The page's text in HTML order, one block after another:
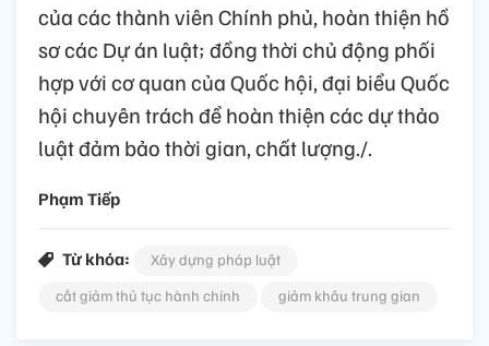
của các thành viên Chính phủ, hoàn thiện hồ
sơ các Dự án luật; đồng thời chủ động phối
hợp với cơ quan của Quốc hội, đại biểu Quốc
hội chuyên trách để hoàn thiện các dự thảo
luật đảm bảo thời gian, chất lượng./.
Phạm Tiếp
Từ khóa:
Xây dựng pháp luật
cắt giảm thủ tục hành chính
giảm khâu trung gian